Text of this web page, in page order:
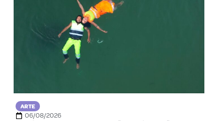
ARTE
06/08/2026